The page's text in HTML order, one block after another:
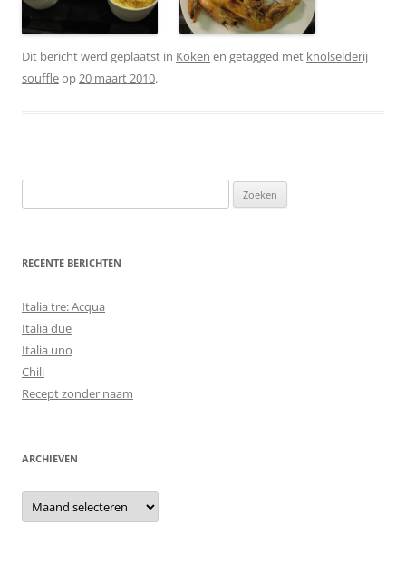
Dit bericht werd geplaatst in Koken en getagged met knolselderij
souffleop20 maart 2010.
naar:
RECENTE BERICHTEN
Italia tre: Acqua
Italia due
Italia uno
Chili
Recept zonder naam
ARCHIEVEN
Archieven